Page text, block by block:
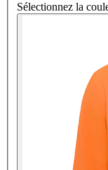
Sélectionnez la